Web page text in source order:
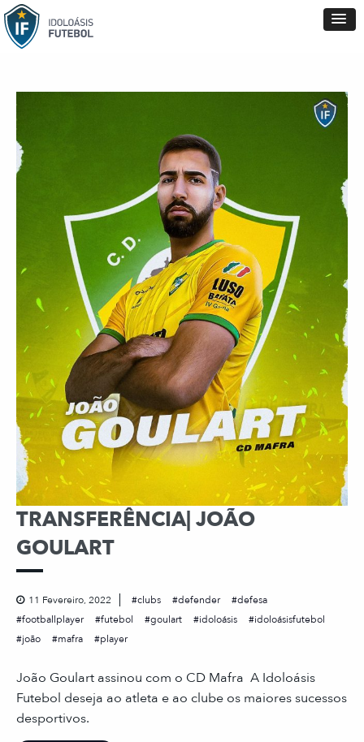
TRANSFERÊNCIA| JOÃO
GOULART
11 Fevereiro, 2022 clubs defender
defesa
footballplayer
futebol goulart idoloásis
idoloásisfutebol
joão
mafra player
João Goulart assinou com o CD Mafra A Idoloásis
Futebol deseja ao atleta e ao clube os maiores sucessos
desportivos.